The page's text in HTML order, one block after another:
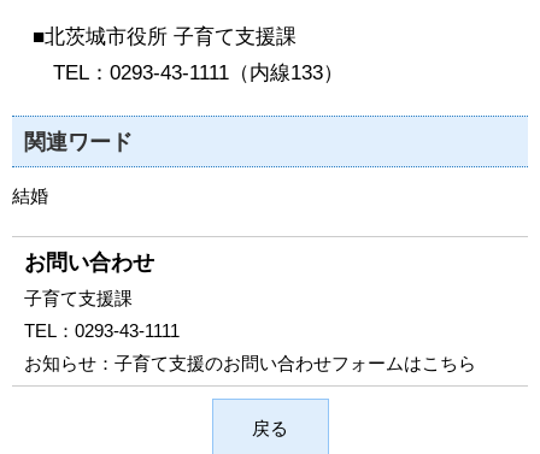
■北茨城市役所 子育て支援課
TEL：0293-43-1111（内線133）
関連ワード
結婚
お問い合わせ
子育て支援課
TEL： 0293-43-1111
お知らせ： 子育て支援のお問い合わせフォームはこちら
戻る